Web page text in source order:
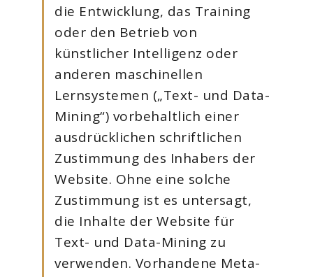
die Entwicklung, das Training
oder den Betrieb von
künstlicher Intelligenz oder
anderen maschinellen
Lernsystemen („Text- und Data-
Mining“) vorbehaltlich einer
ausdrücklichen schriftlichen
Zustimmung des Inhabers der
Website. Ohne eine solche
Zustimmung ist es untersagt,
die Inhalte der Website für
Text- und Data-Mining zu
verwenden. Vorhandene Meta-